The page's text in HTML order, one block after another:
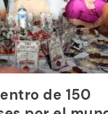
de 150